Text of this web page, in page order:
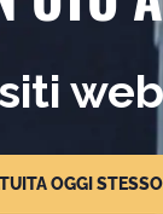
OGGI STESSO